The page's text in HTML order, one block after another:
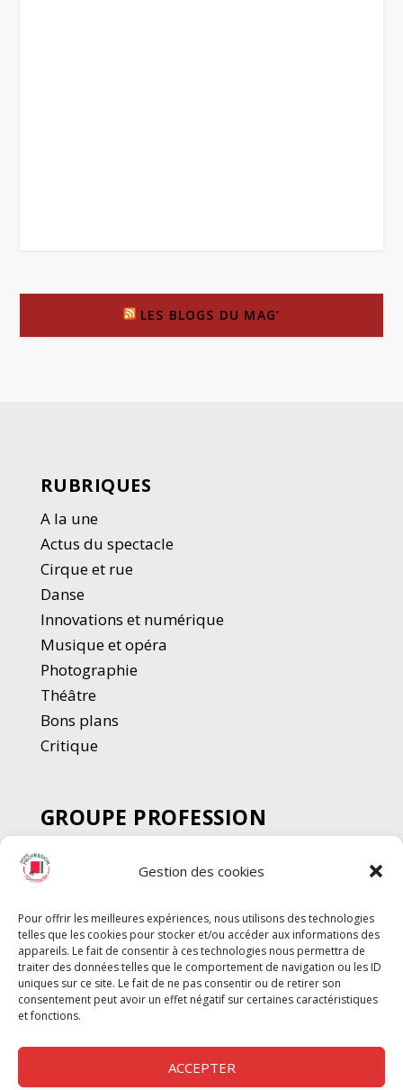
Gestion des cookies
Pour offrir les meilleures expériences, nous utilisons des technologies
telles que les cookies pour stocker et/ou accéder aux informations des
appareils. Le fait de consentir à ces technologies nous permettra de
traiter des données telles que le comportement de navigation ou les ID
uniques sur ce site. Le fait de ne pas consentir ou de retirer son
consentement peut avoir un effet négatif sur certaines caractéristiques
et fonctions.
ACCEPTER
LES BLOGS DU MAG’
RUBRIQUES
A la une
Actus du spectacle
Cirque et rue
Danse
Innovations et numérique
Musique et opéra
Photographie
Théâtre
Bons plans
Critique
GROUPE PROFESSION
SPECTACLE
Chèque Intermittents
Chèque Compta
Chèque Emploi Spectacle
G-Pods
Profession Audio-visuel